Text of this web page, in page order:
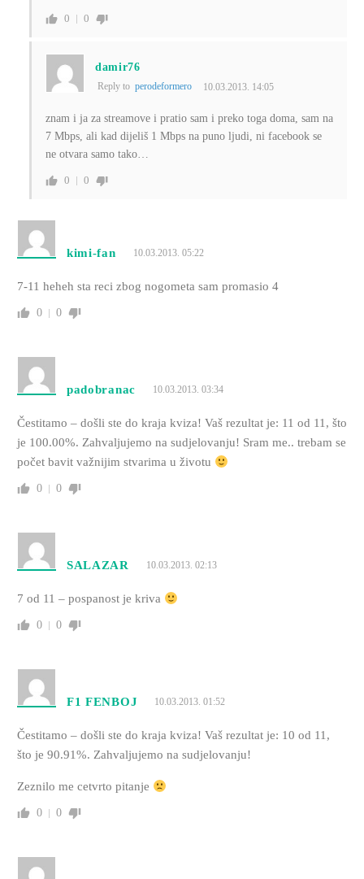
0 0
damir76
Reply to perodeformero 10.03.2013. 14:05
znam i ja za streamove i pratio sam i preko toga doma, sam na
7 Mbps, ali kad dijeliš 1 Mbps na puno ljudi, ni facebook se
ne otvara samo tako…
0 0
kimi-fan 10.03.2013. 05:22
7-11 heheh sta reci zbog nogometa sam promasio 4
0 0
padobranac 10.03.2013. 03:34
Čestitamo – došli ste do kraja kviza! Vaš rezultat je: 11 od 11, što
je 100.00%. Zahvaljujemo na sudjelovanju! Sram me.. trebam se
počet bavit važnijim stvarima u životu
0 0
SALAZAR 10.03.2013. 02:13
7 od 11 – pospanost je kriva
0 0
F1 FENBOJ 10.03.2013. 01:52
Čestitamo – došli ste do kraja kviza! Vaš rezultat je: 10 od 11,
što je 90.91%. Zahvaljujemo na sudjelovanju!
Zeznilo me cetvrto pitanje
0 0